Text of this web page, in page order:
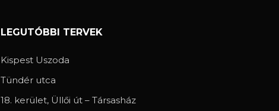
LEGUTÓBBI TERVEK
Kispest Uszoda
Tündér utca
18. kerület, Üllői út – Társasház